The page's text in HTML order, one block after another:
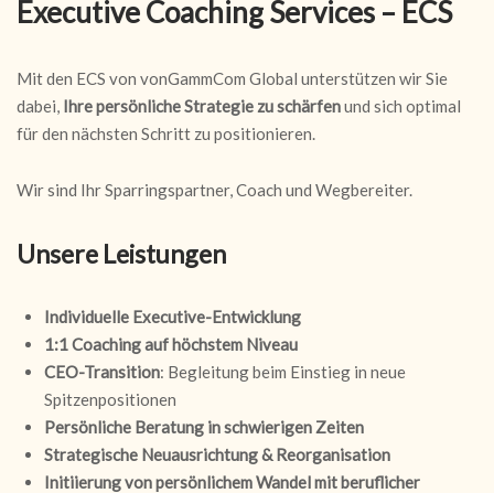
Executive Coaching Services – ECS
Mit den ECS von vonGammCom Global unterstützen wir Sie
dabei, Ihre persönliche Strategie zu schärfenund sich optimal
für den nächsten Schritt zu positionieren.
Wir sind Ihr Sparringspartner, Coach und Wegbereiter.
Unsere Leistungen
Individuelle Executive-Entwicklung
1:1 Coaching auf höchstem Niveau
CEO-Transition: Begleitung beim Einstieg in neue
Spitzenpositionen
Persönliche Beratung in schwierigen Zeiten
Strategische Neuausrichtung & Reorganisation
Initiierung von persönlichem Wandel mit beruflicher